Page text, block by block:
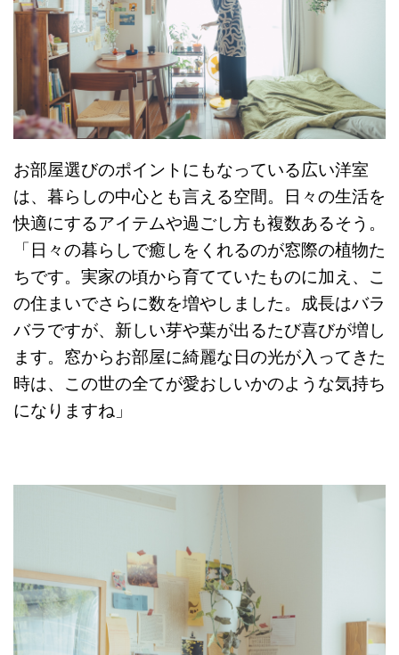
お部屋選びのポイントにもなっている広い洋室
は、暮らしの中心とも言える空間。日々の生活を
快適にするアイテムや過ごし方も複数あるそう。
「日々の暮らしで癒しをくれるのが窓際の植物た
ちです。実家の頃から育てていたものに加え、こ
の住まいでさらに数を増やしました。成長はバラ
バラですが、新しい芽や葉が出るたび喜びが増し
ます。窓からお部屋に綺麗な日の光が入ってきた
時は、この世の全てが愛おしいかのような気持ち
になりますね」